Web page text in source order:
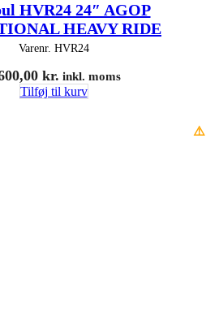
HVR24 24″ AGOP
HEAVY RIDE
Varenr. HVR24
kr. inkl. moms
Tilføj til kurv
⚠️